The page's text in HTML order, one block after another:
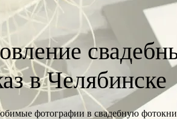
в Челябинске
фотографии в свадебную